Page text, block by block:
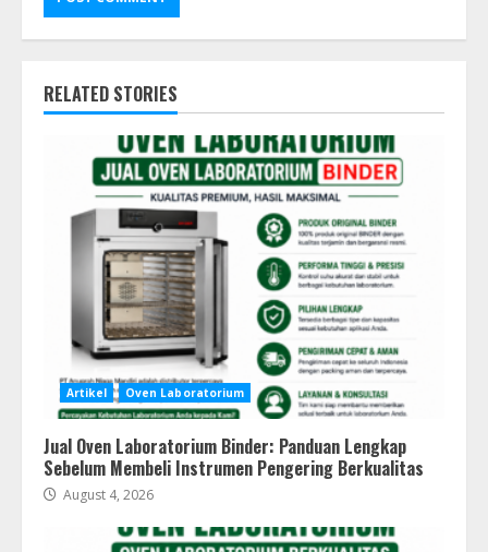
RELATED STORIES
Artikel Oven Laboratorium
Jual Oven Laboratorium Binder: Panduan Lengkap
Sebelum Membeli Instrumen Pengering Berkualitas
August 4, 2026